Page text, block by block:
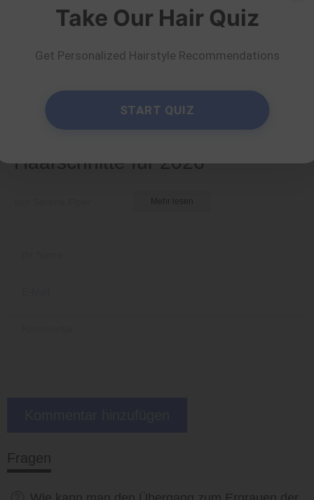
50 umwerfende
Haarschnitte für 2026
Fragen
Take Our Hair Quiz
Get Personalized Hairstyle Recommendations
START QUIZ